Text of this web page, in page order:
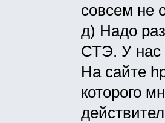
совсем не
д) Надо
СТЭ. У нас
На сайте
которого